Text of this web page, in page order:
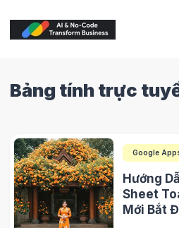
Bảng tính trực
Google
Hướng
Sheet
Mới Bắt